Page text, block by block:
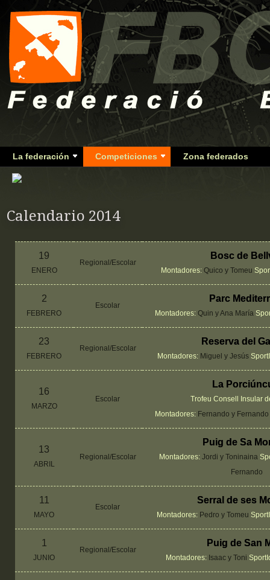
La federación Competiciones Zona federados
Calendario 2014
19
ENERO
Regional/Escolar
Bosc de
Montadores: Quico y Tomeu
2
FEBRERO
Escolar
Parc
Montadores: Quin y Ana María
23
FEBRERO
Regional/Escolar
Reserva del
Montadores: Miguel y Jesús
16
MARZO
Escolar
La
Trofeu Consell Insular
Montadores: Fernando y
13
ABRIL
Regional/Escolar
Puig de Sa
Montadores: Jordi y Toninaina
Fernando
11
MAYO
Escolar
Serral de ses
Montadores: Pedro y Tomeu
1
JUNIO
Regional/Escolar
Puig de San
Montadores: Isaac y Toni